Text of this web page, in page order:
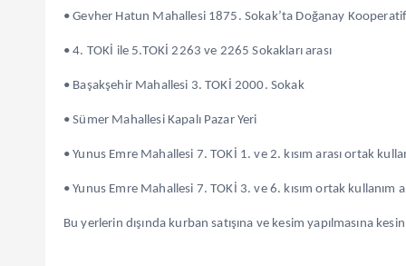
• Gevher Hatun Mahallesi 1875. Sokak’ta Doğanay
• 4. TOKİ ile 5.TOKİ 2263 ve 2265 Sokakları arası
• Başakşehir Mahallesi 3. TOKİ 2000. Sokak
• Sümer Mahallesi Kapalı Pazar Yeri
• Yunus Emre Mahallesi 7. TOKİ 1. ve 2. kısım arası ortak
• Yunus Emre Mahallesi 7. TOKİ 3. ve 6. kısım ortak kullanım
Bu yerlerin dışında kurban satışına ve kesim yapılmasına